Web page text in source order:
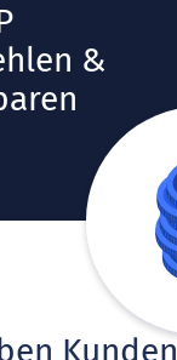
&
Kunden